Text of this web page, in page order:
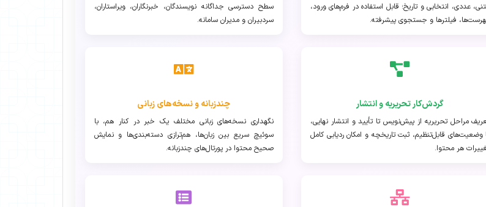
عددی، انتخابی و تاریخ؛ قابل استفاده در فرم‌های ورود،
فیلترها و جستجوی پیشرفته.
سطح دسترسی جداگانه نویسندگان، خبرنگاران، ویراستاران،
سردبیران و مدیران سامانه.
گردش‌کار تحریریه و انتشار
مراحل تحریریه از پیش‌نویس تا تأیید و انتشار نهایی،
وضعیت‌های قابل‌تنظیم، ثبت تاریخچه و امکان ردیابی کامل
هر محتوا.
چندزبانه و نسخه‌های زبانی
نگهداری نسخه‌های زبانی مختلف یک خبر در کنار هم، با
سوئیچ سریع بین زبان‌ها، هم‌ترازی دسته‌بندی‌ها و نمایش
صحیح محتوا در پورتال‌های چندزبانه.